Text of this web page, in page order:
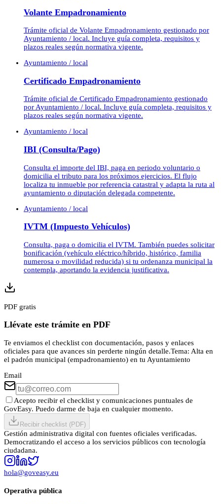
Volante Empadronamiento
Trámite oficial de Volante Empadronamiento gestionado por
Ayuntamiento / local. Incluye guía completa, requisitos y
plazos reales según normativa vigente.
Ayuntamiento / local
Certificado Empadronamiento
Trámite oficial de Certificado Empadronamiento gestionado
por Ayuntamiento / local. Incluye guía completa, requisitos y
plazos reales según normativa vigente.
Ayuntamiento / local
IBI (Consulta/Pago)
Consulta el importe del IBI, paga en periodo voluntario o
domicilia el tributo para los próximos ejercicios. El flujo
localiza tu inmueble por referencia catastral y adapta la ruta al
ayuntamiento o diputación delegada competente.
Ayuntamiento / local
IVTM (Impuesto Vehículos)
Consulta, paga o domicilia el IVTM. También puedes solicitar
bonificación (vehículo eléctrico/híbrido, histórico, familia
numerosa o movilidad reducida) si tu ordenanza municipal la
contempla, aportando la evidencia justificativa.
PDF gratis
Llévate este trámite en PDF
Te enviamos el checklist con documentación, pasos y enlaces
oficiales para que avances sin perderte ningún detalle.Tema: Alta en
el padrón municipal (empadronamiento) en tu Ayuntamiento
Email
Acepto recibir el checklist y comunicaciones puntuales de
GovEasy. Puedo darme de baja en cualquier momento.
Recibir checklist (PDF)
Gestión administrativa digital con fuentes oficiales verificadas.
Democratizando el acceso a los servicios públicos con tecnología
ciudadana.
hola@goveasy.eu
Operativa pública